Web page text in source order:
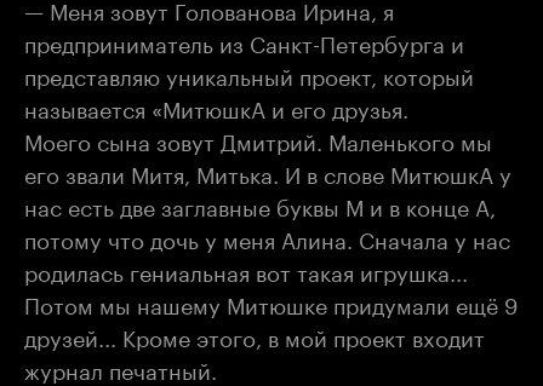
— Меня зовут Голованова Ирина, я
предприниматель из Санкт-Петербурга и
представляю уникальный проект, который
называется «МитюшкА и его друзья.
Моего сына зовут Дмитрий. Маленького мы
его звали Митя, Митька. И в слове МитюшкА у
нас есть две заглавные буквы М и в конце А,
потому что дочь у меня Алина. Сначала у нас
родилась гениальная вот такая игрушка...
Потом мы нашему Митюшке придумали ещё 9
друзей... Кроме этого, в мой проект входит
журнал печатный.